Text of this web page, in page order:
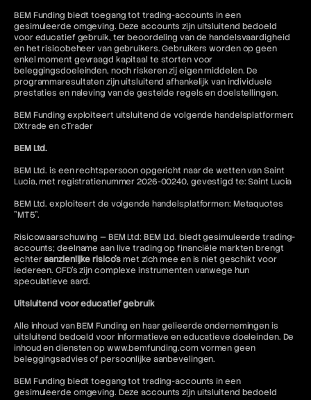
BEM Funding biedt toegang tot trading-accounts in een
gesimuleerde omgeving. Deze accounts zijn uitsluitend bedoeld
voor educatief gebruik, ter beoordeling van de handelsvaardigheid
en het risicobeheer van gebruikers. Gebruikers worden op geen
enkel moment gevraagd kapitaal te storten voor
beleggingsdoeleinden, noch riskeren zij eigen middelen. De
programmaresultaten zijn uitsluitend afhankelijk van individuele
prestaties en naleving van de gestelde regels en doelstellingen.
BEM Funding exploiteert uitsluitend de volgende handelsplatformen:
DXtrade en cTrader
BEM Ltd.
BEM Ltd. is een rechtspersoon opgericht naar de wetten van Saint
Lucia, met registratienummer 2026-00240, gevestigd te: Saint Lucia
BEM Ltd. exploiteert de volgende handelsplatformen: Metaquotes
"MT5".
Risicowaarschuwing — BEM Ltd: BEM Ltd. biedt gesimuleerde trading-
accounts; deelname aan live trading op financiële markten brengt
echteraanzienlijke risico'smet zich mee en is niet geschikt voor
iedereen. CFD's zijn complexe instrumenten vanwege hun
speculatieve aard.
Uitsluitend voor educatief gebruik
Alle inhoud van BEM Funding en haar gelieerde ondernemingen is
uitsluitend bedoeld voor informatieve en educatieve doeleinden. De
inhoud en diensten op www.bemfunding.com vormen geen
beleggingsadvies of persoonlijke aanbevelingen.
BEM Funding biedt toegang tot trading-accounts in een
gesimuleerde omgeving. Deze accounts zijn uitsluitend bedoeld